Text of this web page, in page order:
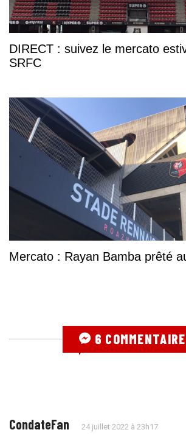
DIRECT : suivez le mercato
SRFC
Mercato : Rayan Bamba prêté
6
CondateFan 24 juillet 2022 à 23h17